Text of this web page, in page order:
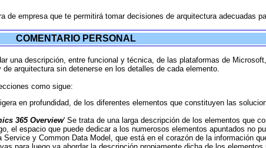
empresa que te permitirá tomar decisiones de arquitectura adecuadas
COMENTARIO PERSONAL
una descripción, entre funcional y técnica, de las plataformas de
arquitectura sin detenerse en los detalles de cada elemento.
como sigue:
en profundidad, de los diferentes elementos que constituyen las
365 Overview' Se trata de una larga descripción de los elementos que
el espacio que puede dedicar a los numerosos elementos apuntados no
y Common Data Model, que está en el corazón de la información